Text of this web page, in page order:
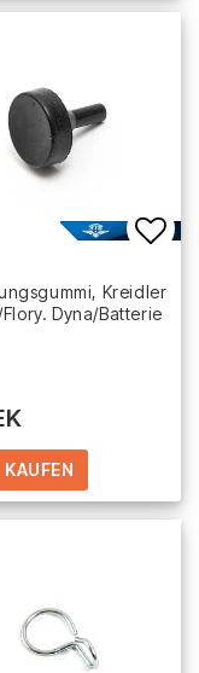
of favorites
Kreidler
Dyna/Batterie
KAUFEN